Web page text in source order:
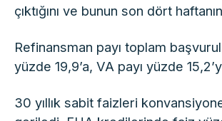
çıktığını ve bunun son dört
Refinansman payı toplam
yüzde 19,9’a, VA payı yüzde
30 yıllık sabit faizleri